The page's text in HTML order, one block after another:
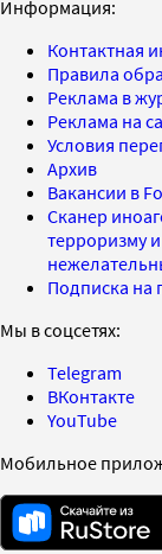
Информация:
Контактная
Правила
Реклама в
Реклама на
Условия
Архив
Вакансии в
Сканер
терроризму
Подписка на
Мы в соцсетях:
Telegram
ВКонтакте
YouTube
Мобильное